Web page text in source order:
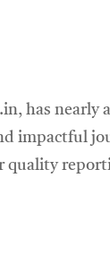
has nearly
impactful
quality